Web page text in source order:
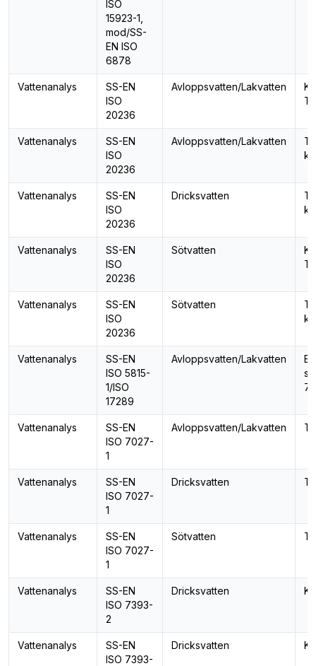
ISO
15923-1,
mod/SS-
EN ISO
6878
Vattenanalys
SS-EN
ISO
20236
Avloppsvatten/Lakvatten
Vattenanalys
SS-EN
ISO
20236
Avloppsvatten/Lakvatten
Vattenanalys
SS-EN
ISO
20236
Dricksvatten
Vattenanalys
SS-EN
ISO
20236
Sötvatten
Vattenanalys
SS-EN
ISO
20236
Sötvatten
Vattenanalys
SS-EN
ISO 5815-
1/ISO
17289
Avloppsvatten/Lakvatten
7
Vattenanalys
SS-EN
ISO 7027-
1
Avloppsvatten/Lakvatten
Vattenanalys
SS-EN
ISO 7027-
1
Dricksvatten
Vattenanalys
SS-EN
ISO 7027-
1
Sötvatten
Vattenanalys
SS-EN
ISO 7393-
2
Dricksvatten
Vattenanalys
SS-EN
ISO 7393-
Dricksvatten